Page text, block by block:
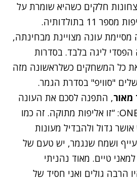
חלקים כשהיא שומרת על
בתולדותיה.
עונה מצויינת מבחינתה,
ליגה בלבד. בסדרות
כל המשחקים כשלראשונה מזה
מאור, התפנה לסכם את העונה
וסיפר על תחושותיו ל-ONE: “זו אליפות מתוקה. זה כמו
גדול ולהבדיל מעונות
ושמח שנגמר, יש טעם של
טיים. מאוד נהניתי
הרבה גולים ואני חסיד של